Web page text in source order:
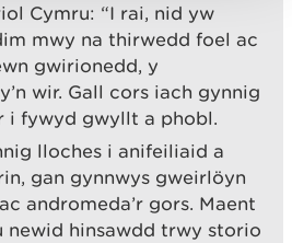
Cymru: “I rai, nid yw
mwy na thirwedd foel ac
gwirionedd, y
wir. Gall cors iach gynnig
i fywyd gwyllt a phobl.
lloches i anifeiliaid a
gan gynnwys gweirlöyn
andromeda’r gors. Maent
newid hinsawdd trwy storio